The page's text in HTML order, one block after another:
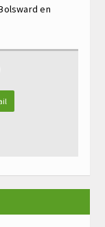
en